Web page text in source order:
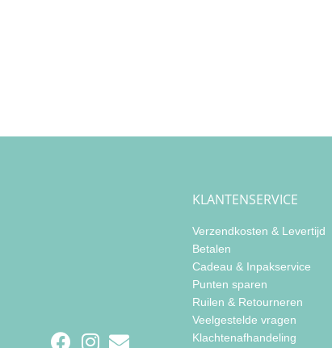
KLANTENSERVICE
Verzendkosten & Levertijd
Betalen
Cadeau & Inpakservice
Punten sparen
Ruilen & Retourneren
Veelgestelde vragen
Klachtenafhandeling